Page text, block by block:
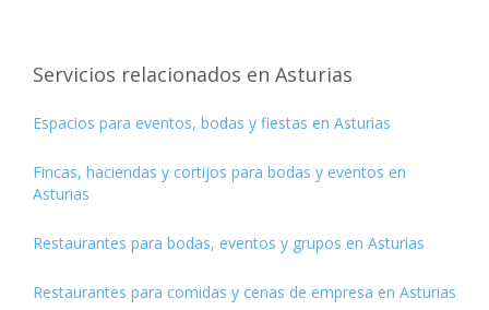
Servicios relacionados en Asturias
Espacios para eventos, bodas y fiestas en Asturias
Fincas, haciendas y cortijos para bodas y eventos en
Asturias
Restaurantes para bodas, eventos y grupos en Asturias
Restaurantes para comidas y cenas de empresa en Asturias